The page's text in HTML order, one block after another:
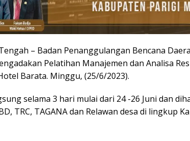
– Badan Penanggulangan Bencana
Pelatihan Manajemen dan Analisa
Barata. Minggu, (25/6/2023).
selama 3 hari mulai dari 24 -26 Juni dan
TRC, TAGANA dan Relawan desa di lingkup